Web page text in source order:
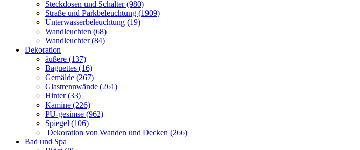
Steckdosen und Schalter (980)
Straße und Parkbeleuchtung (1909)
Unterwasserbeleuchtung (19)
Wandleuchten (68)
Wandleuchter (84)
Dekoration
äußere (137)
Baguettes (16)
Gemälde (267)
Glastrennwände (261)
Hinter (33)
Kamine (226)
PU-gesimse (962)
Spiegel (106)
Dekoration von Wanden und Decken (266)
Bad und Spa